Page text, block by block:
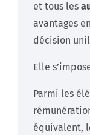
et tous les
avantages
décision
Elle
Parmi les
équivalent,